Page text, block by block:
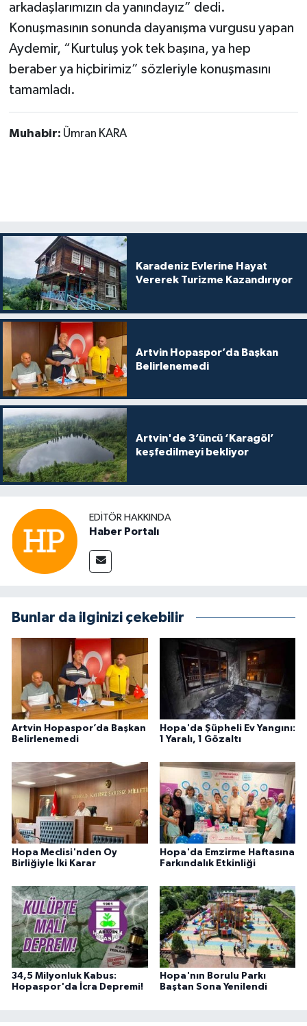
arkadaşlarımızın da yanındayız” dedi.
Konuşmasının sonunda dayanışma vurgusu yapan
Aydemir, “Kurtuluş yok tek başına, ya hep
beraber ya hiçbirimiz” sözleriyle konuşmasını
tamamladı.
Muhabir: Ümran KARA
Karadeniz Evlerine Hayat
Vererek Turizme Kazandırıyor
Artvin Hopaspor’da Başkan
Belirlenemedi
Artvin'de 3’üncü ‘Karagöl’
keşfedilmeyi bekliyor
EDITÖR HAKKINDA
Haber Portalı
Bunlar da ilginizi çekebilir
Artvin Hopaspor’da Başkan
Belirlenemedi
Hopa'da Şüpheli Ev Yangını:
1 Yaralı, 1 Gözaltı
Hopa Meclisi'nden Oy
Birliğiyle İki Karar
Hopa'da Emzirme Haftasına
Farkındalık Etkinliği
34,5 Milyonluk Kabus:
Hopaspor'da İcra Depremi!
Hopa'nın Borulu Parkı
Baştan Sona Yenilendi